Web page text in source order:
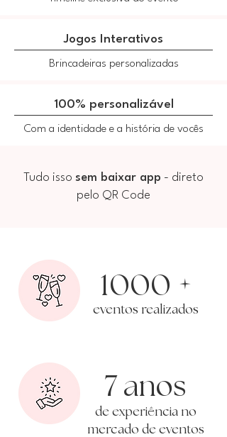
Jogos Interativos
Brincadeiras personalizadas
100% personalizável
Com a identidade e a história de vocês
Tudo isso sem baixar app - direto
pelo QR Code
1000 +
eventos realizados
7 anos
de experiência no
mercado de eventos